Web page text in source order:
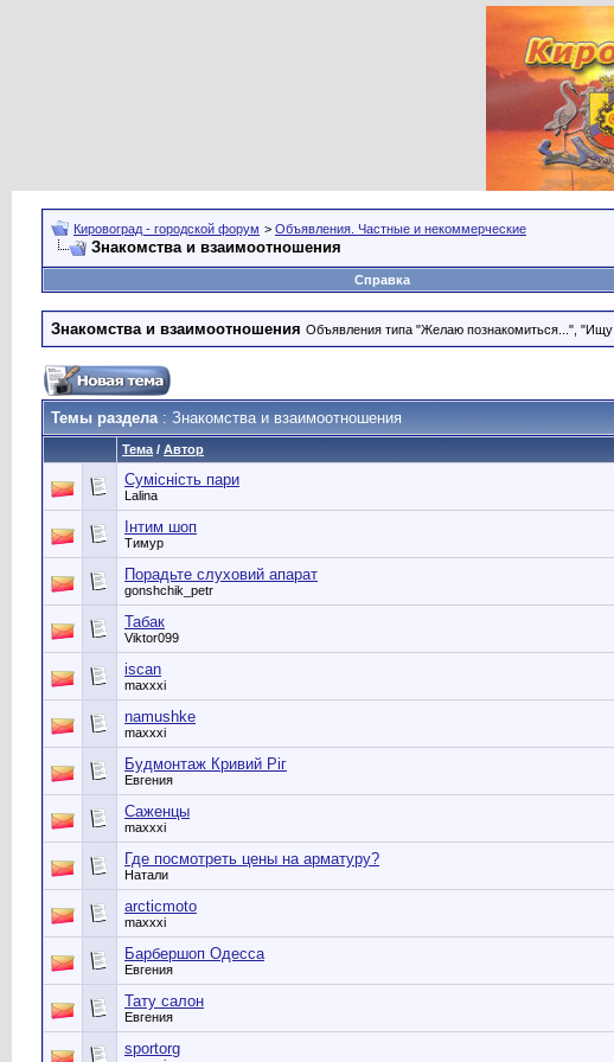
Кировоград - городской форум > Объявления. Частные и некоммерческие
Знакомства и взаимоотношения
Справка
Знакомства и взаимоотношения Объявления типа "Желаю познакомиться...",
Темы раздела: Знакомства и взаимоотношения
Тема / Автор
Сумісність пари
Lalina
Інтим шоп
Тимур
Порадьте слуховий апарат
gonshchik_petr
Табак
Viktor099
iscan
maxxxi
namushke
maxxxi
Будмонтаж Кривий Ріг
Евгения
Саженцы
maxxxi
Где посмотреть цены на арматуру?
Натали
arcticmoto
maxxxi
Барбершоп Одесса
Евгения
Тату салон
Евгения
sportorg